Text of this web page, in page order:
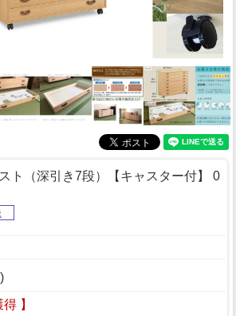
ト（深引き7段）【キャスター付】 0
】